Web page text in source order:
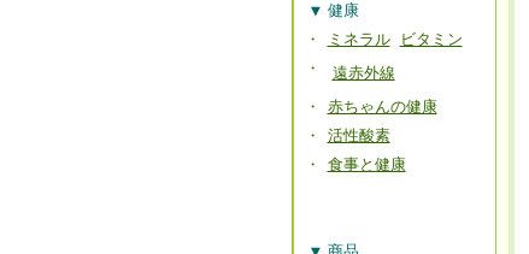
▼ 健康
・
ミネラル
ビタミン
・
遠赤外線
・
赤ちゃんの健康
・
活性酸素
・
食事と健康